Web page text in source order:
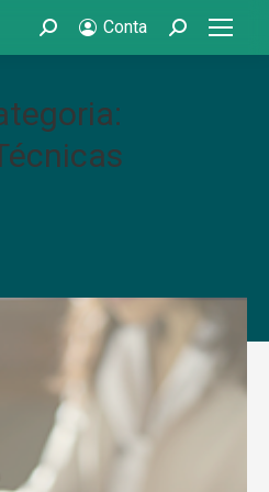
Search: Conta Search: